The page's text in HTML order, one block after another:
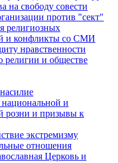
на свободу совести
против "сект"
религиозных
и конфликты со СМИ
нравственности
религии и обществе
и
розни и призывы к
экстремизму
отношения
Церковь и